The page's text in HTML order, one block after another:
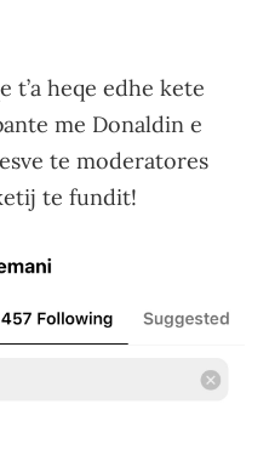
t’a heqe edhe kete
me Donaldin e
te moderatores
te fundit!